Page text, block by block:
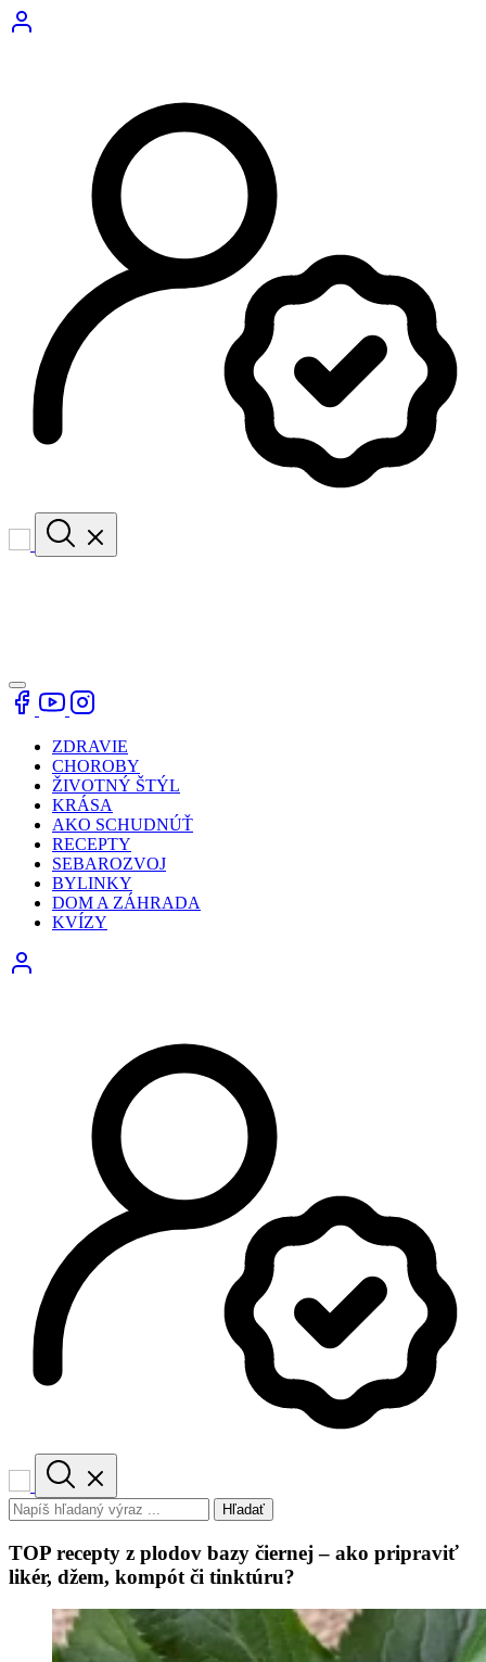
ZDRAVIE
CHOROBY
ŽIVOTNÝ ŠTÝL
KRÁSA
AKO SCHUDNÚŤ
RECEPTY
SEBAROZVOJ
BYLINKY
DOM A ZÁHRADA
KVÍZY
Hľadať
TOP recepty z plodov bazy čiernej – ako pripraviť
likér, džem, kompót či tinktúru?